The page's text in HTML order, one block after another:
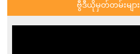
ဗွီဒီယိုမှတ်တမ်းများ